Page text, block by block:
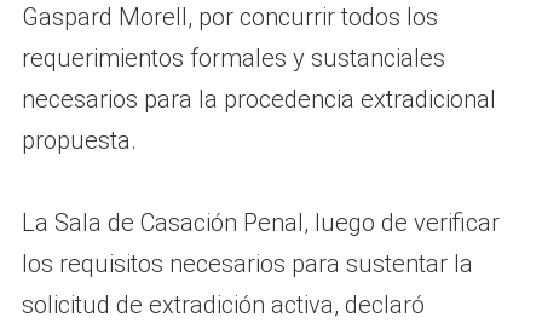
Gaspard Morell, por concurrir todos los
requerimientos formales y sustanciales
necesarios para la procedencia extradicional
propuesta.
La Sala de Casación Penal, luego de verificar
los requisitos necesarios para sustentar la
solicitud de extradición activa, declaró